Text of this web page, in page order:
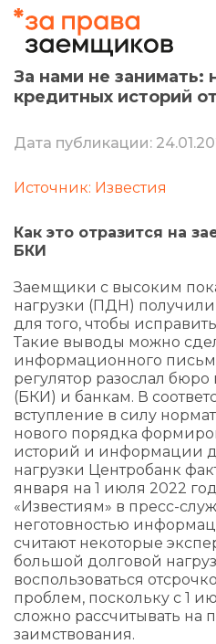
За нами не занимать:
кредитных историй
Дата публикации:
Источник: Известия
Как это отразится на
БКИ
Заемщики с высоким
нагрузки (ПДН) получили
для того, чтобы
Такие выводы можно
информационного
регулятор разослал
(БКИ) и банкам. В
вступление в силу
нового порядка
историй и информации
нагрузки Центробанк
января на 1 июля 2022
«Известиям» в пресс-
неготовностью
считают некоторые
большой долговой
воспользоваться
проблем, поскольку с 1
сложно рассчитывать на
заимствования.